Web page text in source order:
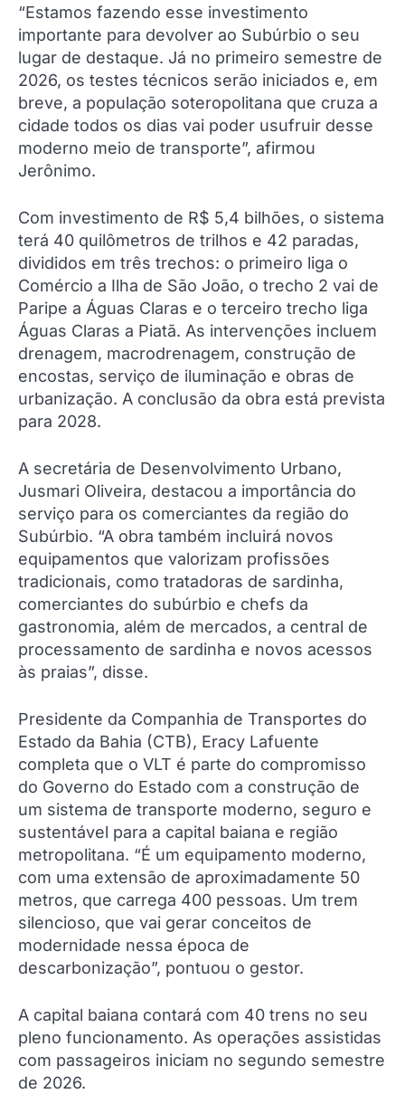
“Estamos fazendo esse investimento
importante para devolver ao Subúrbio o seu
lugar de destaque. Já no primeiro semestre de
2026, os testes técnicos serão iniciados e, em
breve, a população soteropolitana que cruza a
cidade todos os dias vai poder usufruir desse
moderno meio de transporte”, afirmou
Jerônimo.
Com investimento de R$ 5,4 bilhões, o sistema
terá 40 quilômetros de trilhos e 42 paradas,
divididos em três trechos: o primeiro liga o
Comércio a Ilha de São João, o trecho 2 vai de
Paripe a Águas Claras e o terceiro trecho liga
Águas Claras a Piatã. As intervenções incluem
drenagem, macrodrenagem, construção de
encostas, serviço de iluminação e obras de
urbanização. A conclusão da obra está prevista
para 2028.
A secretária de Desenvolvimento Urbano,
Jusmari Oliveira, destacou a importância do
serviço para os comerciantes da região do
Subúrbio. “A obra também incluirá novos
equipamentos que valorizam profissões
tradicionais, como tratadoras de sardinha,
comerciantes do subúrbio e chefs da
gastronomia, além de mercados, a central de
processamento de sardinha e novos acessos
às praias”, disse.
Presidente da Companhia de Transportes do
Estado da Bahia (CTB), Eracy Lafuente
completa que o VLT é parte do compromisso
do Governo do Estado com a construção de
um sistema de transporte moderno, seguro e
sustentável para a capital baiana e região
metropolitana. “É um equipamento moderno,
com uma extensão de aproximadamente 50
metros, que carrega 400 pessoas. Um trem
silencioso, que vai gerar conceitos de
modernidade nessa época de
descarbonização”, pontuou o gestor.
A capital baiana contará com 40 trens no seu
pleno funcionamento. As operações assistidas
com passageiros iniciam no segundo semestre
de 2026.